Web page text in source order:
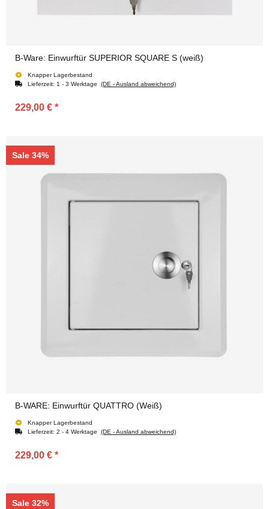
B-Ware: Einwurftür SUPERIOR SQUARE S (weiß)
Knapper Lagerbestand
Lieferzeit: 1 - 3 Werktage (DE - Ausland abweichend)
229,00 € *
Sale 34%
B-WARE: Einwurftür QUATTRO (Weiß)
Knapper Lagerbestand
Lieferzeit: 2 - 4 Werktage (DE - Ausland abweichend)
229,00 € *
Sale 32%